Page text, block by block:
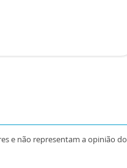
e não representam a opinião do